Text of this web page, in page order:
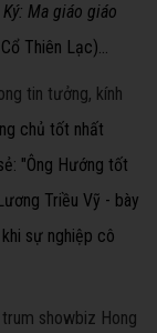
Ma giáo giáo
Thiên Lạc)...
tin tưởng, kính
chủ tốt nhất
"Ông Hướng tốt
Triều Vỹ - bày
sự nghiệp cô